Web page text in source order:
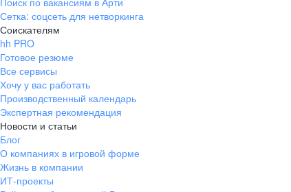
Сетка: соцсеть для нетворкинга
Соискателям
hh PRO
Готовое резюме
Все сервисы
Хочу у вас работать
Производственный календарь
Экспертная рекомендация
Новости и статьи
Блог
О компаниях в игровой форме
Жизнь в компании
ИТ-проекты